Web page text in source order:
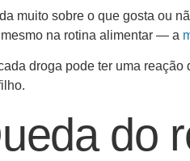
muito sobre o que gosta ou
na rotina alimentar — a
droga pode ter uma
do